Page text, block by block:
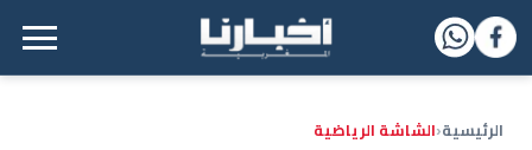
القائمة الرئيسية
الرئيسية‹الشاشة الرياضية